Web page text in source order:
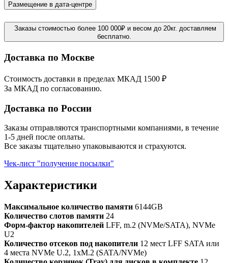
Размещение в дата-центре
Заказы стоимостью более 100 000₽ и весом до 20кг. доставляем
бесплатно.
Доставка по Москве
Стоимость доставки в пределах МКАД 1500 ₽
За МКАД по согласованию.
Доставка по России
Заказы отправляются транспортными компаниями, в течение
1-5 дней после оплаты.
Все заказы тщательно упаковываются и страхуются.
Чек-лист "получение посылки"
Характеристики
Максимальное количество памяти 6144GB
Количество слотов памяти 24
Форм-фактор накопителей LFF, m.2 (NVMe/SATA), NVMe
U2
Количество отсеков под накопители 12 мест LFF SATA или
4 места NVMe U.2, 1xM.2 (SATA/NVMe)